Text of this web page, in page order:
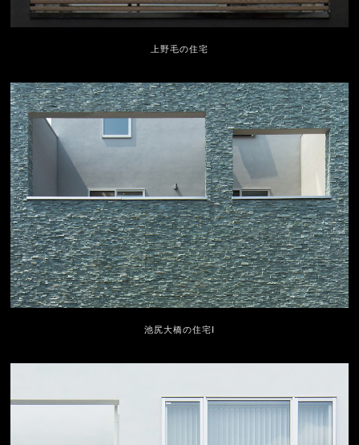
上野毛の住宅
池尻大橋の住宅Ⅰ